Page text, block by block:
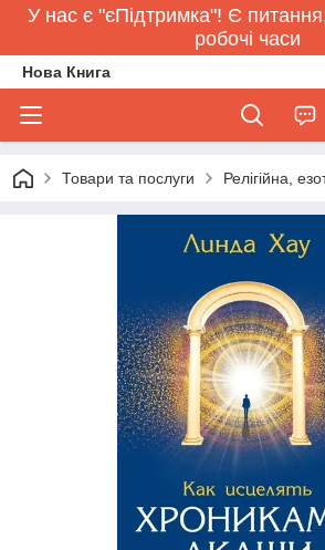
У нас є "єПідтримка"! Є
робочі часи
Нова Книга
Товари та послуги Релігійна,